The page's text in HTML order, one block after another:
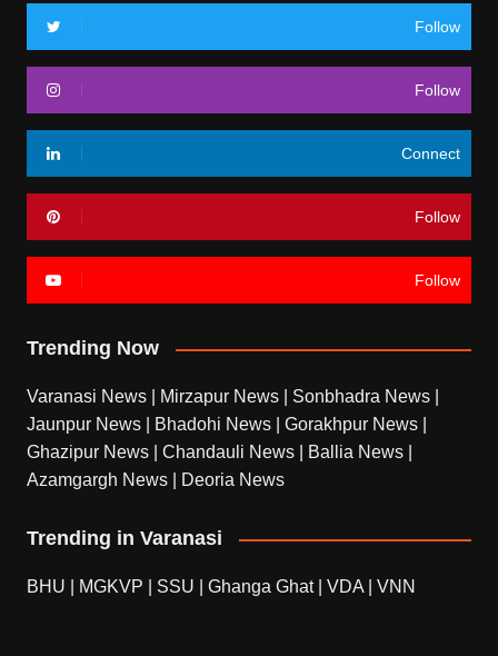
Follow
Follow
Connect
Follow
Follow
Trending Now
Varanasi News Mirzapur News Sonbhadra News
Jaunpur News
Bhadohi News Gorakhpur News
Ghazipur News
Chandauli News Ballia News
Azamgargh News
Deoria News
Trending in Varanasi
BHU MGKVP SSU Ghanga Ghat| VDA VNN